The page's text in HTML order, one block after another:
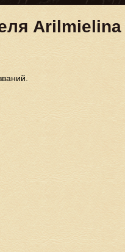
Arilmielina